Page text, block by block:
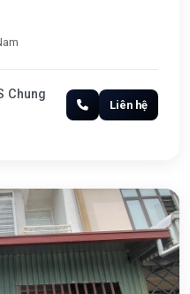
Chung
Liên hệ